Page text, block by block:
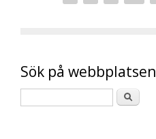
Sök på webbplatsen